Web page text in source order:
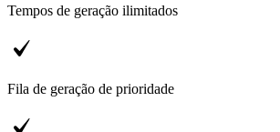
Tempos de geração ilimitados
Fila de geração de prioridade